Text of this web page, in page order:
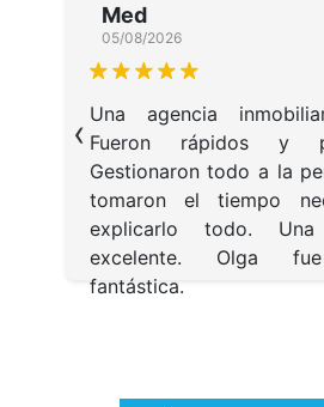
‹
Med
05/08/2026
Una agencia
Fueron rápidos y
Gestionaron todo a la
tomaron el tiempo
explicarlo todo. Una
excelente. Olga
fantástica.